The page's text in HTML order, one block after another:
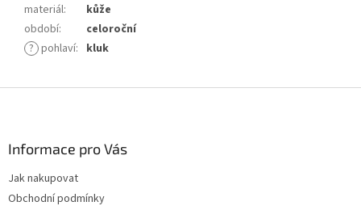
materiál:
kůže
období:
celoroční
? pohlaví: kluk
Informace pro Vás
Jak nakupovat
Obchodní podmínky